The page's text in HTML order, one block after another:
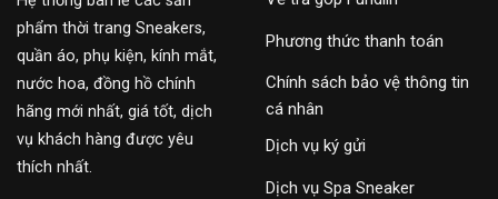
phẩm thời trang Sneakers,
quần áo, phụ kiện, kính mắt,
nước hoa, đồng hồ chính
hãng mới nhất, giá tốt, dịch
vụ khách hàng được yêu
thích nhất.
Phương thức thanh toán
Chính sách bảo vệ thông tin
cá nhân
Dịch vụ ký gửi
Dịch vụ Spa Sneaker